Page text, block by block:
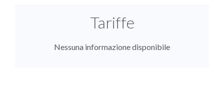
Tariffe
Nessuna informazione disponibile